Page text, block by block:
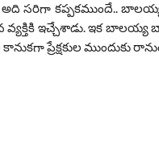
సరిగా కప్పకముందే..
వ్యక్తికి ఇచ్చేశాడు. ఇక
ప్రేక్షకుల ముందుకు